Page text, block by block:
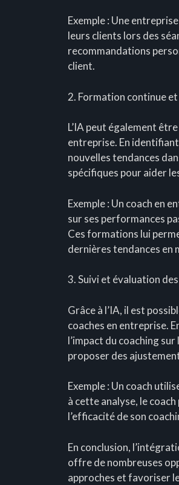
Exemple : Une
leurs clients lors des
recommandations
client.
2. Formation continue
L’IA peut également
entreprise. En
nouvelles tendances
spécifiques pour aider
Exemple : Un coach en
sur ses performances
Ces formations lui
dernières tendances en
3. Suivi et évaluation
Grâce à l’IA, il est
coaches en entreprise.
l’impact du coaching
proposer des
Exemple : Un coach
à cette analyse, le
l’efficacité de son
En conclusion,
offre de nombreuses
approches et favoriser